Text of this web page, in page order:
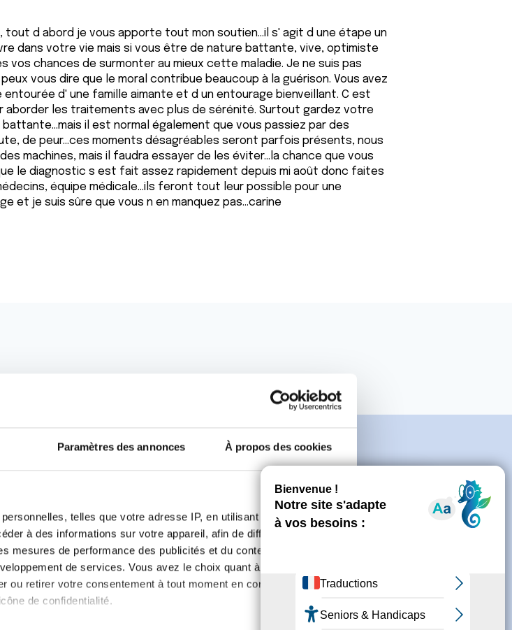
Paramètres des annonces À propos des cookies
telles que votre adresse IP, en utilisant des
à des informations sur votre appareil, afin de diffuser des
mesures de performance des publicités et du contenu, ainsi que de
de services. Vous avez le choix quant à l'utilisation de
retirer votre consentement à tout moment en consultant la
de confidentialité.
tout d abord je vous apporte tout mon soutien...il s' agit d une étape un
dans votre vie mais si vous être de nature battante, vive, optimiste
vos chances de surmonter au mieux cette maladie. Je ne suis pas
vous dire que le moral contribue beaucoup à la guérison. Vous avez
entourée d' une famille aimante et d un entourage bienveillant. C est
aborder les traitements avec plus de sérénité. Surtout gardez votre
il est normal également que vous passiez par des
de peur...ces moments désagréables seront parfois présents, nous
machines, mais il faudra essayer de les éviter...la chance que vous
le diagnostic s est fait assez rapidement depuis mi août donc faites
équipe médicale...ils feront tout leur possible pour une
et je suis sûre que vous n en manquez pas...carine
commentaire
vous aurez besoin de vous connecter ou de créer un compte.